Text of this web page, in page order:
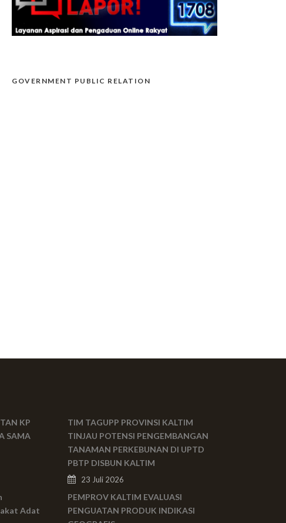
GOVERNMENT PUBLIC RELATION
KP
SAMA
Adat
TIM TAGUPP PROVINSI KALTIM
TINJAU POTENSI PENGEMBANGAN
TANAMAN PERKEBUNAN DI UPTD
PBTP DISBUN KALTIM
23 Juli 2026
PEMPROV KALTIM EVALUASI
PENGUATAN PRODUK INDIKASI